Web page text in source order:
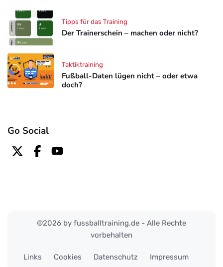
Der Trainerschein – machen oder nicht?
Tipps für das Training
Fußball-Daten lügen nicht – oder etwa
doch?
Taktiktraining
Go Social
©2026 by fussballtraining.de - Alle Rechte
vorbehalten
Links Cookies Datenschutz Impressum